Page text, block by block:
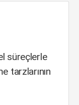
süreçlerle
tarzlarının